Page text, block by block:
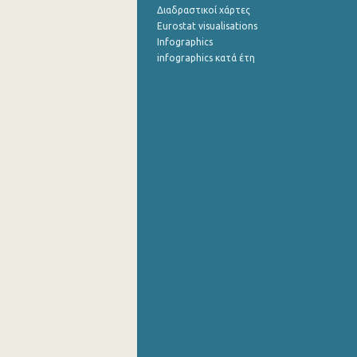
Διαδραστικοί χάρτες
Eurostat visualisations
Infographics
infographics κατά έτη